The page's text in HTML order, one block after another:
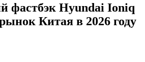
фастбэк Hyundai Ioniq
Китая в 2026 году